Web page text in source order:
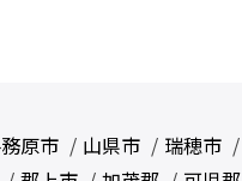
原市 山県市 瑞穂市